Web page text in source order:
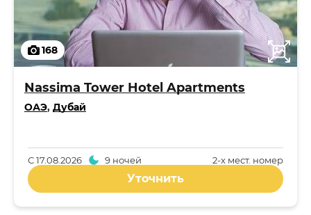
168
Nassima Tower Hotel Apartments
ОАЭ, Дубай
2-x мест. номер
С17.08.2026 9 ночей
Уточнить